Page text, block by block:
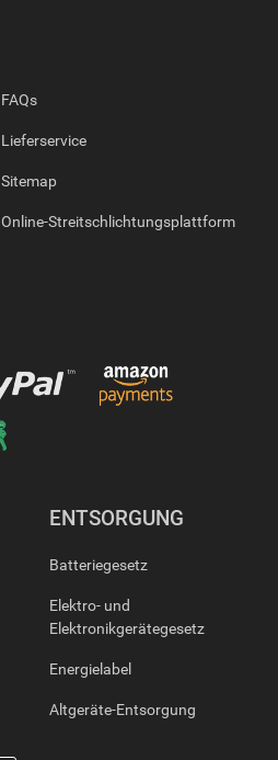
FAQs
Lieferservice
Sitemap
Online-Streitschlichtungsplattform
ENTSORGUNG
Batteriegesetz
Elektro- und
Elektronikgerätegesetz
Energielabel
Altgeräte-Entsorgung